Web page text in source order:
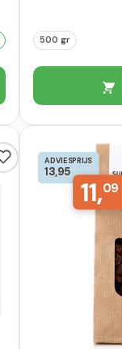
500 gr
ADVIESPRIJS
13,95
11,09